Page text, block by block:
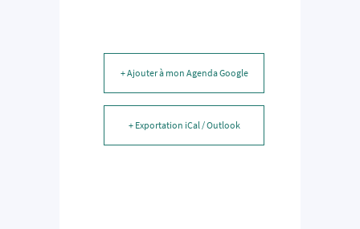
+ Ajouter à mon Agenda Google
+ Exportation iCal / Outlook